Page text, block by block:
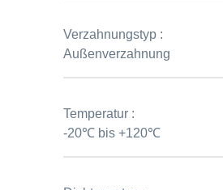
Verzahnungstyp :
Außenverzahnung
Temperatur :
-20℃ bis +120℃